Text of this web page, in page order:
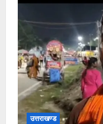
उत्तराखण्ड